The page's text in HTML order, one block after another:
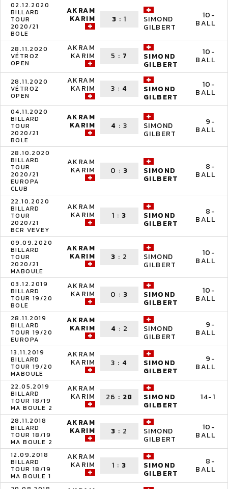
02.12.2020
BILLARD
TOUR
2020/21
BOLE
AKRAM
KARIM 3 :1 SIMOND
GILBERT
10-
BALL
28.11.2020
VÉTROZ
OPEN
AKRAM
KARIM 5 : 7 SIMOND
GILBERT
10-
BALL
28.11.2020
VÉTROZ
OPEN
AKRAM
KARIM 3 : 4 SIMOND
GILBERT
10-
BALL
04.11.2020
BILLARD
TOUR
2020/21
BOLE
AKRAM
KARIM 4 :3 SIMOND
GILBERT
9-
BALL
28.10.2020
BILLARD
TOUR
2020/21
EUROPA
CLUB
AKRAM
KARIM 0 : 3 SIMOND
GILBERT
8-
BALL
22.10.2020
BILLARD
TOUR
2020/21
BCR VEVEY
AKRAM
KARIM 1 : 3 SIMOND
GILBERT
8-
BALL
09.09.2020
BILLARD
TOUR
2020/21
MABOULE
AKRAM
KARIM 3 : 2 SIMOND
GILBERT
10-
BALL
03.12.2019
BILLARD
TOUR 19/20
BOLE
AKRAM
KARIM 0 : 3 SIMOND
GILBERT
10-
BALL
28.11.2019
BILLARD
TOUR 19/20
EUROPA
AKRAM
KARIM 4 : 2 SIMOND
GILBERT
9-
BALL
13.11.2019
BILLARD
TOUR 19/20
MABOULE
AKRAM
KARIM 3 : 4 SIMOND
GILBERT
9-
BALL
22.05.2019
BILLARD
TOUR 18/19
MA BOULE 2
AKRAM
KARIM 26 : 28 SIMOND
GILBERT
14-1
28.11.2018
BILLARD
TOUR 18/19
MA BOULE 2
AKRAM
KARIM 3 : 2 SIMOND
GILBERT
10-
BALL
12.09.2018
BILLARD
TOUR 18/19
MA BOULE 1
AKRAM
KARIM 1 : 3 SIMOND
GILBERT
8-
BALL